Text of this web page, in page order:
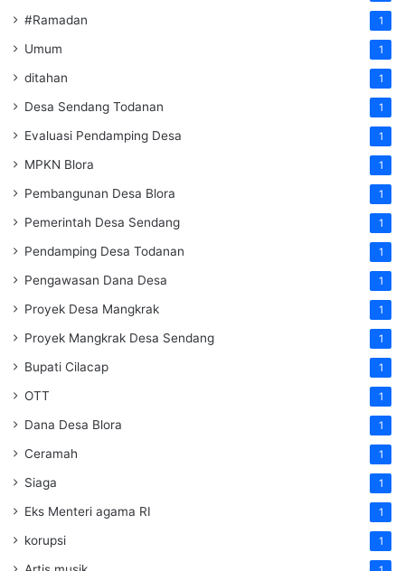
#Ramadan 1
Umum 1
ditahan 1
Desa Sendang Todanan 1
Evaluasi Pendamping Desa 1
MPKN Blora 1
Pembangunan Desa Blora 1
Pemerintah Desa Sendang 1
Pendamping Desa Todanan 1
Pengawasan Dana Desa 1
Proyek Desa Mangkrak 1
Proyek Mangkrak Desa Sendang 1
Bupati Cilacap 1
OTT 1
Dana Desa Blora 1
Ceramah 1
Siaga 1
Eks Menteri agama RI 1
korupsi 1